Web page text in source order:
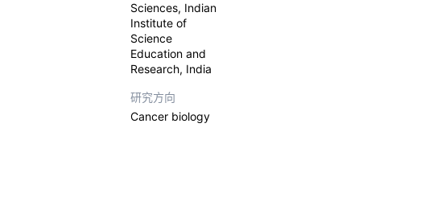
Sciences, Indian
Institute of
Science
Education and
Research, India
研究方向
Cancer biology